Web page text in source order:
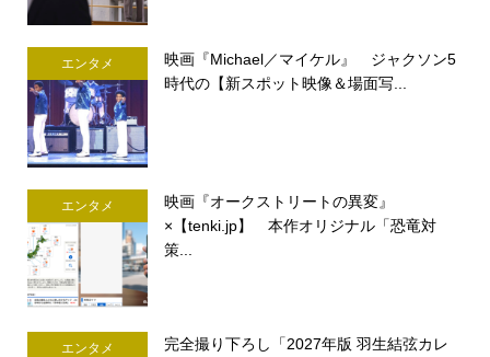
エンタメ
映画『Michael／マイケル』 ジャクソン5
時代の【新スポット映像＆場面写...
エンタメ
映画『オークストリートの異変』
×【tenki.jp】 本作オリジナル「恐竜対
策...
エンタメ
完全撮り下ろし「2027年版 羽生結弦カレ